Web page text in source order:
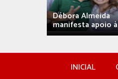
Débora Almeida
manifesta apoio
INICIAL